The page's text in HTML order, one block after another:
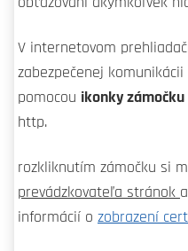
V internetovom
zabezpečenej
pomocou ikonky zámočku
http.
rozkliknutím zámočku si
prevádzkovateľa stránok
informácií o zobrazení